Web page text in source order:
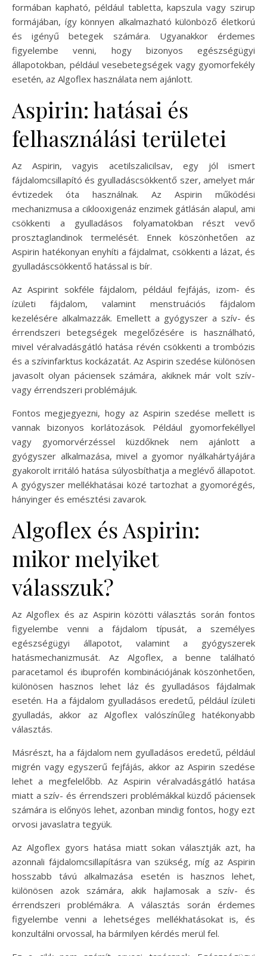
formában kapható, például tabletta, kapszula vagy szirup
formájában, így könnyen alkalmazható különböző életkorú
és igényű betegek számára. Ugyanakkor érdemes
figyelembe venni, hogy bizonyos egészségügyi
állapotokban, például vesebetegségek vagy gyomorfekély
esetén, az Algoflex használata nem ajánlott.
Aspirin: hatásai és
felhasználási területei
Az Aspirin, vagyis acetilszalicilsav, egy jól ismert
fájdalomcsillapító és gyulladáscsökkentő szer, amelyet már
évtizedek óta használnak. Az Aspirin működési
mechanizmusa a ciklooxigenáz enzimek gátlásán alapul, ami
csökkenti a gyulladásos folyamatokban részt vevő
prosztaglandinok termelését. Ennek köszönhetően az
Aspirin hatékonyan enyhíti a fájdalmat, csökkenti a lázat, és
gyulladáscsökkentő hatással is bír.
Az Aspirint sokféle fájdalom, például fejfájás, izom- és
ízületi fájdalom, valamint menstruációs fájdalom
kezelésére alkalmazzák. Emellett a gyógyszer a szív- és
érrendszeri betegségek megelőzésére is használható,
mivel véralvadásgátló hatása révén csökkenti a trombózis
és a szívinfarktus kockázatát. Az Aspirin szedése különösen
javasolt olyan páciensek számára, akiknek már volt szív-
vagy érrendszeri problémájuk.
Fontos megjegyezni, hogy az Aspirin szedése mellett is
vannak bizonyos korlátozások. Például gyomorfekéllyel
vagy gyomorvérzéssel küzdőknek nem ajánlott a
gyógyszer alkalmazása, mivel a gyomor nyálkahártyájára
gyakorolt irritáló hatása súlyosbíthatja a meglévő állapotot.
A gyógyszer mellékhatásai közé tartozhat a gyomorégés,
hányinger és emésztési zavarok.
Algoflex és Aspirin:
mikor melyiket
válasszuk?
Az Algoflex és az Aspirin közötti választás során fontos
figyelembe venni a fájdalom típusát, a személyes
egészségügyi állapotot, valamint a gyógyszerek
hatásmechanizmusát. Az Algoflex, a benne található
paracetamol és ibuprofén kombinációjának köszönhetően,
különösen hasznos lehet láz és gyulladásos fájdalmak
esetén. Ha a fájdalom gyulladásos eredetű, például ízületi
gyulladás, akkor az Algoflex valószínűleg hatékonyabb
választás.
Másrészt, ha a fájdalom nem gyulladásos eredetű, például
migrén vagy egyszerű fejfájás, akkor az Aspirin szedése
lehet a megfelelőbb. Az Aspirin véralvadásgátló hatása
miatt a szív- és érrendszeri problémákkal küzdő páciensek
számára is előnyös lehet, azonban mindig fontos, hogy ezt
orvosi javaslatra tegyük.
Az Algoflex gyors hatása miatt sokan választják azt, ha
azonnali fájdalomcsillapításra van szükség, míg az Aspirin
hosszabb távú alkalmazása esetén is hasznos lehet,
különösen azok számára, akik hajlamosak a szív- és
érrendszeri problémákra. A választás során érdemes
figyelembe venni a lehetséges mellékhatásokat is, és
konzultálni orvossal, ha bármilyen kérdés merül fel.